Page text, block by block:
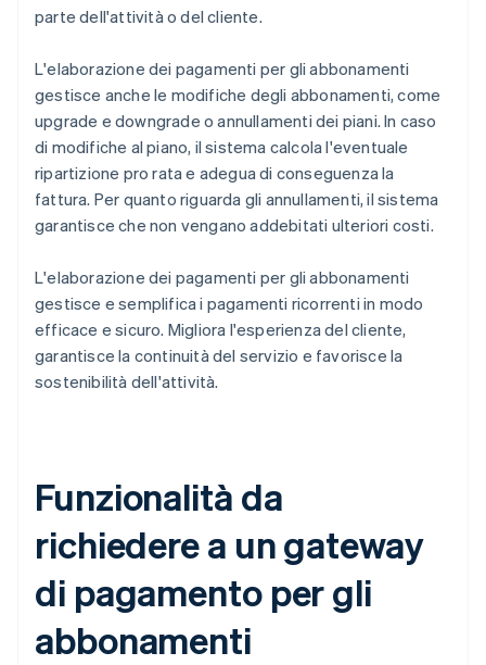
parte dell'attività o del cliente.
L'elaborazione dei pagamenti per gli abbonamenti
gestisce anche le modifiche degli abbonamenti, come
upgrade e downgrade o annullamenti dei piani. In caso
di modifiche al piano, il sistema calcola l'eventuale
ripartizione pro rata e adegua di conseguenza la
fattura. Per quanto riguarda gli annullamenti, il sistema
garantisce che non vengano addebitati ulteriori costi.
L'elaborazione dei pagamenti per gli abbonamenti
gestisce e semplifica i pagamenti ricorrenti in modo
efficace e sicuro. Migliora l'esperienza del cliente,
garantisce la continuità del servizio e favorisce la
sostenibilità dell'attività.
Funzionalità da
richiedere a un gateway
di pagamento per gli
abbonamenti